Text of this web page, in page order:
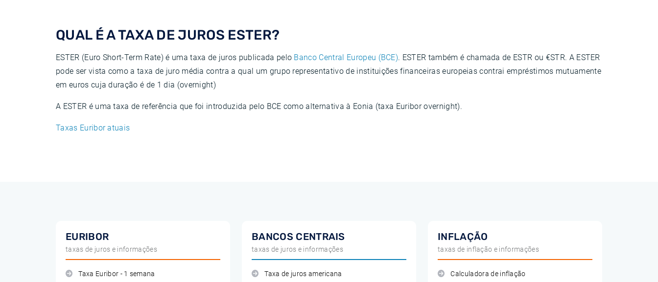
QUAL ​​É A TAXA DE JUROS ESTER?
ESTER (Euro Short-Term Rate) é uma taxa de juros publicada pelo Banco Central Europeu (BCE). ESTER também é chamada de ESTR ou €STR. A ESTER
pode ser vista como a taxa de juro média contra a qual um grupo representativo de instituições financeiras europeias contrai empréstimos mutuamente
em euros cuja duração é de 1 dia (overnight)
A ESTER é uma taxa de referência que foi introduzida pelo BCE como alternativa à Eonia (taxa Euribor overnight).
Taxas Euribor atuais
EURIBOR
taxas de juros e informações
Taxa Euribor - 1 semana
BANCOS CENTRAIS
taxas de juros e informações
Taxa de juros americana
INFLAÇÃO
taxas de inflação e informações
Calculadora de inflação